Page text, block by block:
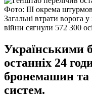
Фото: ІІІ окрема
Загальні втрати ворога
війни сягнули 572 300
Українськими
останніх 24
бронемашин та
систем.